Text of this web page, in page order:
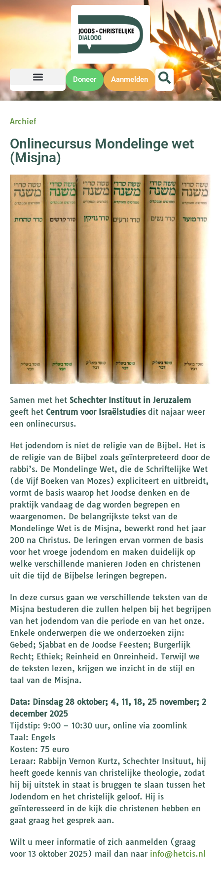
Doneer Aanmelden
Archief
Onlinecursus Mondelinge wet
(Misjna)
Samen met het Schechter Instituut in Jeruzalem
geeft het Centrum voor Israëlstudiesdit najaar weer
een onlinecursus.
Het jodendom is niet de religie van de Bijbel. Het is
de religie van de Bijbel zoals geïnterpreteerd door de
rabbi’s. De Mondelinge Wet, die de Schriftelijke Wet
(de Vijf Boeken van Mozes) expliciteert en uitbreidt,
vormt de basis waarop het Joodse denken en de
praktijk vandaag de dag worden begrepen en
waargenomen. De belangrijkste tekst van de
Mondelinge Wet is de Misjna, bewerkt rond het jaar
200 na Christus. De leringen ervan vormen de basis
voor het vroege jodendom en maken duidelijk op
welke verschillende manieren Joden en christenen
uit die tijd de Bijbelse leringen begrepen.
In deze cursus gaan we verschillende teksten van de
Misjna bestuderen die zullen helpen bij het begrijpen
van het jodendom van die periode en van het onze.
Enkele onderwerpen die we onderzoeken zijn:
Gebed; Sjabbat en de Joodse Feesten; Burgerlijk
Recht; Ethiek; Reinheid en Onreinheid. Terwijl we
de teksten lezen, krijgen we inzicht in de stijl en
taal van de Misjna.
Data: Dinsdag 28 oktober; 4, 11, 18, 25 november; 2
december 2025
Tijdstip: 9:00 – 10:30 uur, online via zoomlink
Taal: Engels
Kosten: 75 euro
Leraar: Rabbijn Vernon Kurtz, Schechter Insituut, hij
heeft goede kennis van christelijke theologie, zodat
hij bij uitstek in staat is bruggen te slaan tussen het
Jodendom en het christelijk geloof. Hij is
geïnteresseerd in de kijk die christenen hebben en
gaat graag het gesprek aan.
Wilt u meer informatie of zich aanmelden (graag
voor 13 oktober 2025) mail dan naar info@hetcis.nl